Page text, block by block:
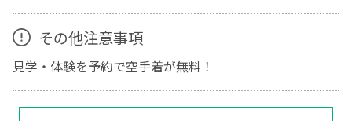
その他注意事項
見学・体験を予約で空手着が無料！